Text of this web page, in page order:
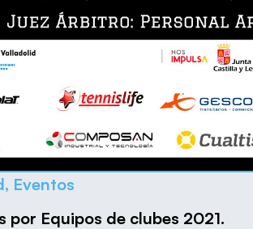
, Eventos
Equipos de clubes 2021.